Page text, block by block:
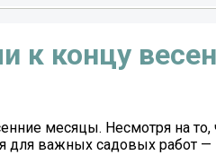
к концу
месяцы. Несмотря на
важных садовых работ —